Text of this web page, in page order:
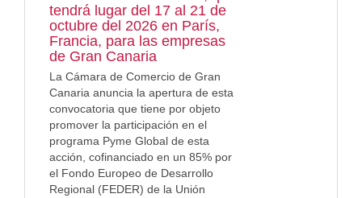
tendrá lugar del 17 al 21 de
octubre del 2026 en París,
Francia, para las empresas
de Gran Canaria
La Cámara de Comercio de Gran
Canaria anuncia la apertura de esta
convocatoria que tiene por objeto
promover la participación en el
programa Pyme Global de esta
acción, cofinanciado en un 85% por
el Fondo Europeo de Desarrollo
Regional (FEDER) de la Unión